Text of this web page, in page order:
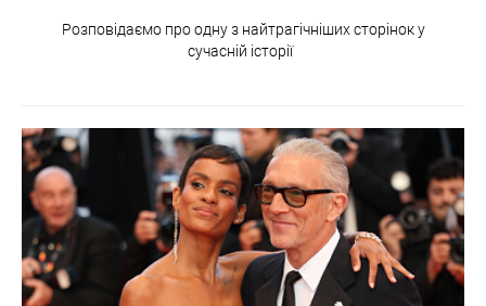
Розповідаємо про одну з найтрагічніших сторінок у
сучасній історії